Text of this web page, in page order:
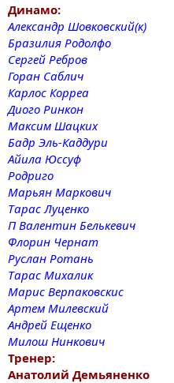
Динамо:
Александр Шовковский(к)
Бразилия Родолфо
Сергей Ребров
Горан Саблич
Карлос Корреа
Диого Ринкон
Максим Шацких
Бадр Эль-Каддури
Айила Юссуф
Родриго
Марьян Маркович
Тарас Луценко
П Валентин Белькевич
Флорин Чернат
Руслан Ротань
Тарас Михалик
Марис Верпаковскис
Артем Милевский
Андрей Ещенко
Милош Нинкович
Тренер:
Анатолий Демьяненко